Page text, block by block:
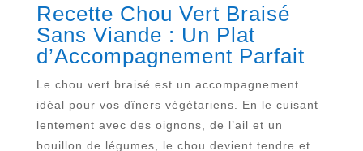
Recette Chou Vert Braisé
Sans Viande : Un Plat
d’Accompagnement Parfait
Le chou vert braisé est un accompagnement
idéal pour vos dîners végétariens. En le cuisant
lentement avec des oignons, de l’ail et un
bouillon de légumes, le chou devient tendre et